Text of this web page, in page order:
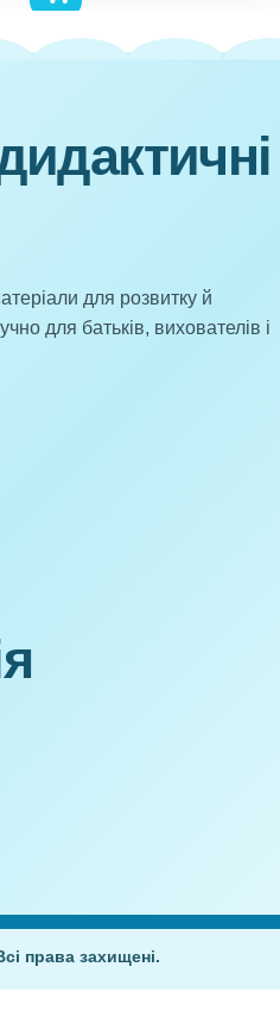
для розвитку й
для батьків, вихователів і
права захищені.